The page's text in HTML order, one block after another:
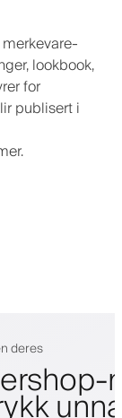
lookbook,
for
publisert i
deres